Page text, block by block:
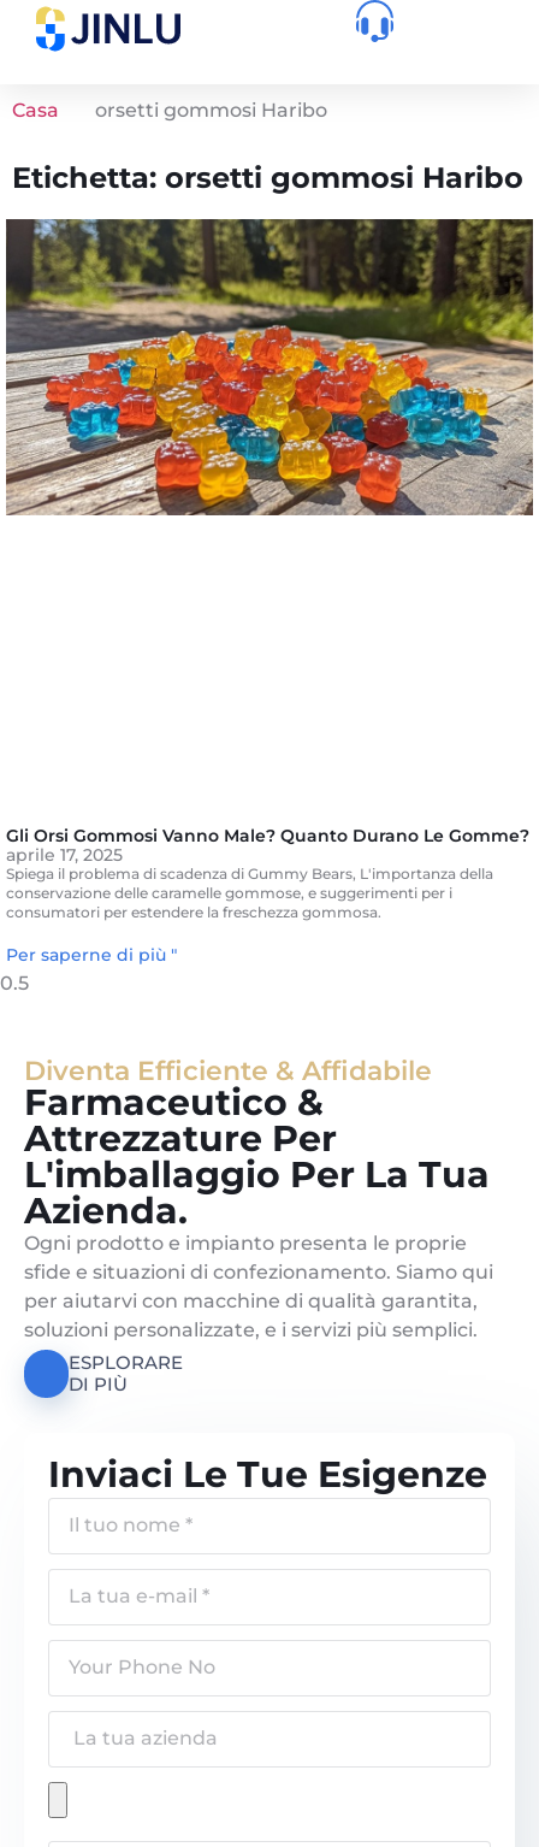
Casa orsetti gommosi Haribo
Etichetta: orsetti gommosi Haribo
Gli Orsi Gommosi Vanno Male? Quanto Durano Le Gomme?
aprile 17, 2025
Spiega il problema di scadenza di Gummy Bears, L'importanza della
conservazione delle caramelle gommose, e suggerimenti per i
consumatori per estendere la freschezza gommosa.
Per saperne di più "
Diventa Efficiente & Affidabile
Farmaceutico &
Attrezzature Per
L'imballaggio Per La Tua
Azienda.
Ogni prodotto e impianto presenta le proprie
sfide e situazioni di confezionamento. Siamo qui
per aiutarvi con macchine di qualità garantita,
soluzioni personalizzate, e i servizi più semplici.
ESPLORARE
DI PIÙ
Inviaci Le Tue Esigenze